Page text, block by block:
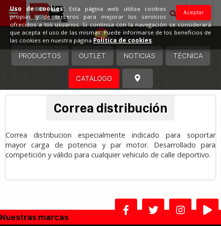
España
PRODUCTOS OUTLET NOTICIAS TÉCNICA
CATÁLOGO
Correa distribución
Correa distribucion especialmente indicado para soportar
mayor carga de potencia y par motor. Desarrollado para
competición y válido para cualquier vehiculo de calle deportivo.
Nuestras marcas
Aceptar
Uso de cookies:Esta página web utiliza cookies
propias y de terceros para mejorar los servicios
ofrecidos a los usuarios. Si continúa con la navegación se considerará
que acepta el uso de las mismas. Puede informarse de los beneficios de
las cookies en nuestra página Política de cookies.